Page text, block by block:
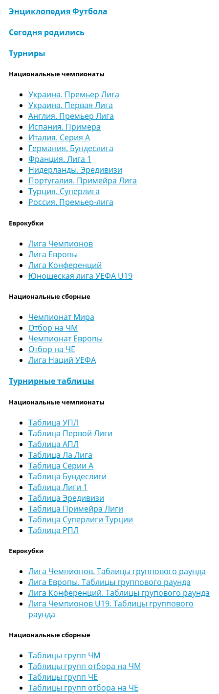
Энциклопедия Футбола
Сегодня родились
Турниры
Национальные чемпионаты
Украина. Премьер Лига
Украина. Первая Лига
Англия. Премьер Лига
Испания. Примера
Италия. Серия А
Германия. Бундеслига
Франция. Лига 1
Нидерланды. Эредивизи
Португалия. Примейра Лига
Турция. Суперлига
Россия. Премьер-лига
Еврокубки
Лига Чемпионов
Лига Европы
Лига Конференций
Юношеская лига УЕФА U19
Национальные сборные
Чемпионат Мира
Отбор на ЧМ
Чемпионат Европы
Отбор на ЧЕ
Лига Наций УЕФА
Турнирные таблицы
Национальные чемпионаты
Таблица УПЛ
Таблица Первой Лиги
Таблица АПЛ
Таблица Ла Лига
Таблица Серии А
Таблица Бундеслиги
Таблица Лиги 1
Таблица Эредивизи
Таблица Примейра Лиги
Таблица Суперлиги Турции
Таблица РПЛ
Еврокубки
Лига Чемпионов. Таблицы группового раунда
Лига Европы. Таблицы группового раунда
Лига Конференций. Таблицы групового раунда
Лига Чемпионов U19. Таблицы группового
раунда
Национальные сборные
Таблицы групп ЧМ
Таблицы групп отбора на ЧМ
Таблицы групп ЧЕ
Таблицы групп отбора на ЧЕ